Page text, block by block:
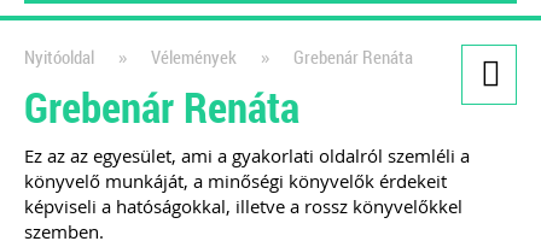
Kiadványaink
111 könyvelői kérdés, 111
szakértői válasz III.
Nyitóoldal » Vélemények » Grebenár Renáta
Grebenár Renáta
Ez az az egyesület, ami a gyakorlati oldalról szemléli a
könyvelő munkáját, a minőségi könyvelők érdekeit
képviseli a hatóságokkal, illetve a rossz könyvelőkkel
szemben.